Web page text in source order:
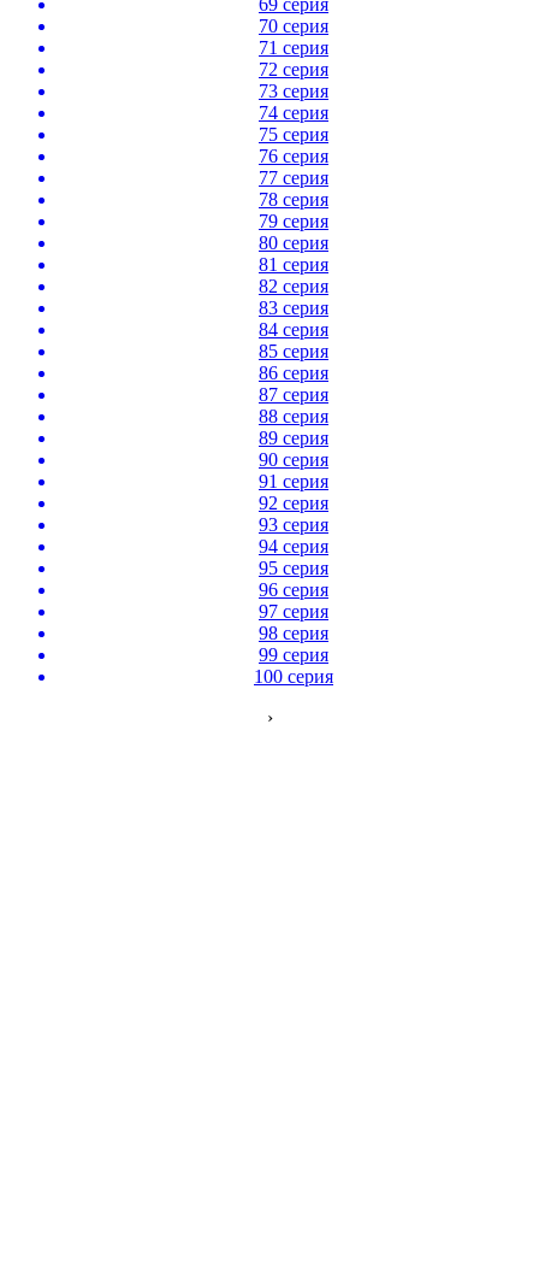
69 серия
70 серия
71 серия
72 серия
73 серия
74 серия
75 серия
76 серия
77 серия
78 серия
79 серия
80 серия
81 серия
82 серия
83 серия
84 серия
85 серия
86 серия
87 серия
88 серия
89 серия
90 серия
91 серия
92 серия
93 серия
94 серия
95 серия
96 серия
97 серия
98 серия
99 серия
100 серия
›